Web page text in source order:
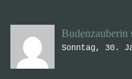
Budenzauberin
Sonntag, 30.